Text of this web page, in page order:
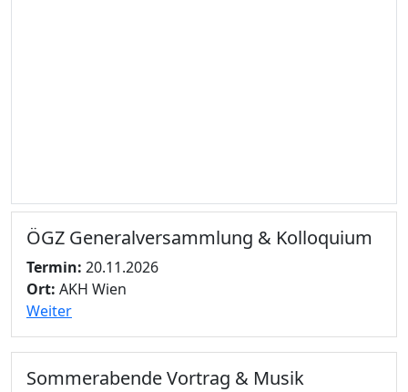
ÖGZ Generalversammlung & Kolloquium
Termin: 20.11.2026
Ort: AKH Wien
Weiter
Sommerabende Vortrag & Musik